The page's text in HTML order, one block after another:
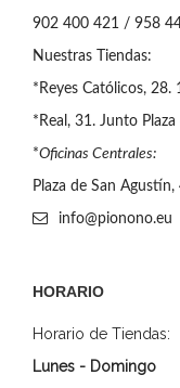
902 400 421 / 958
Nuestras Tiendas:
*Reyes Católicos, 28.
*Real, 31. Junto
*Oficinas Centrales:
Plaza de San
info@pionono.eu
HORARIO
Horario de Tiendas:
Lunes - Domingo